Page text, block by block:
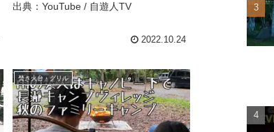
出典：YouTube / 自遊人TV
2022.10.24
焚き火台・グリル